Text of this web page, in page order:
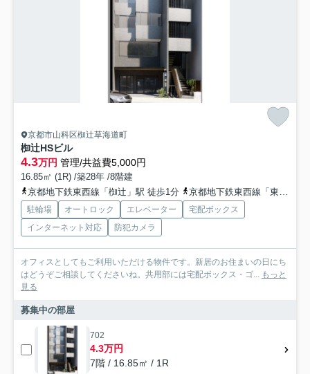
京都市山科区椥辻草海道町
椥辻HSビル
4.3万円 管理/共益費5,000円
16.85㎡ (1R) /築28年 /8階建
京都地下鉄東西線「椥辻」駅 徒歩1分
京都地下鉄東西線「東野」駅 徒歩15分
駐輪場 オートロック エレベーター
宅配ボックス
インターネット対応
防犯カメラ
オフィスとしてもご利用いただける物件です。新居のお住まいの日にち
はどうぞご相談してくださいね。共用部には宅配ボックス・ゴ... もっと
見る
募集中の部屋
702
4.3万円
7階 / 16.85㎡ / 1R